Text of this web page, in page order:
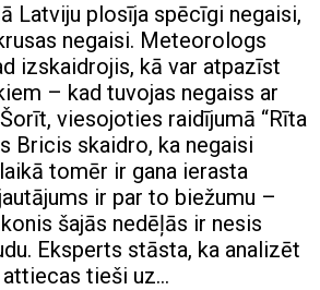
Latviju plosīja spēcīgi negaisi,
negaisi. Meteorologs
izskaidrojis, kā var atpazīst
– kad tuvojas negaiss ar
viesojoties raidījumā “Rīta
Bricis skaidro, ka negaisi
tomēr ir gana ierasta
ir par to biežumu –
šajās nedēļās ir nesis
Eksperts stāsta, ka analizēt
attiecas tieši uz…